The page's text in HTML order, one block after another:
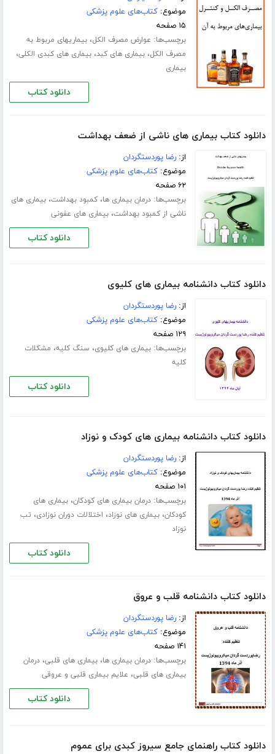
موضوع:کتاب‌های علوم پزشکی
۱۵ صفحه
برچسب‌ها: عوارض مصرف الکل،بیماریهای مربوط به
مصرف الکل،بیماری های کبد،بیماری های کبدی الکلی،
بیماری
دانلود کتاب
دانلود کتاب بیماری های ناشی از ضعف بهداشت
از:رضا پوردستگردان
موضوع:کتاب‌های علوم پزشکی
۶۲ صفحه
برچسب‌ها:درمان بیماری ها،کمبود بهداشت،بیماری های
ناشی از کمبود بهداشت،بیماری های عفونی
دانلود کتاب
دانلود کتاب دانشنامه بیماری های کلیوی
از:رضا پوردستگردان
موضوع:کتاب‌های علوم پزشکی
۱۲۹ صفحه
برچسب‌ها:بیماری های کلیوی، سنگ کلیه، مشکلات
کلیه
دانلود کتاب
دانلود کتاب دانشنامه بیماری های کودک و نوزاد
از:رضا پوردستگردان
موضوع:کتاب‌های علوم پزشکی
۱۰۱ صفحه
برچسب‌ها:درمان بیماری های کودکان،بیماری های
کودکان،بیماری های نوزاد، اختلالات دوران نوزادی، تب
نوزاد
دانلود کتاب
دانلود کتاب دانشنامه قلب و عروق
از:رضا پوردستگردان
موضوع:کتاب‌های علوم پزشکی
۱۴۱ صفحه
برچسب‌ها:درمان بیماری ها،بیماری های قلبی،درمان
بیماری های قلبی، علایم بیماری قلبی و عروقی
دانلود کتاب
دانلود کتاب راهنمای جامع سیروز کبدی برای عموم